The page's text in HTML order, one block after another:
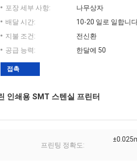
포장 세부 사항:
나무상자
배달 시간:
10-20 일로 일합니
지불 조건:
전신환
공급 능력:
한달에 50
접촉
인쇄용 SMT 스텐실 프린터
프린팅 정확도: